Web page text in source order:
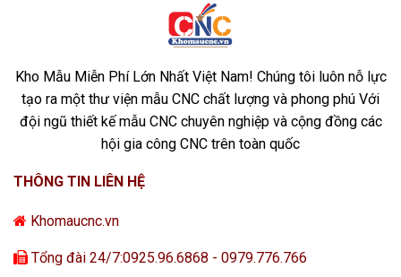
Kho Mẫu Miễn Phí Lớn Nhất Việt Nam! Chúng tôi luôn nỗ lực
tạo ra một thư viện mẫu CNC chất lượng và phong phú Với
đội ngũ thiết kế mẫu CNC chuyên nghiệp và cộng đồng các
hội gia công CNC trên toàn quốc
THÔNG TIN LIÊN HỆ
Khomaucnc.vn
Tổng đài 24/7:0925.96.6868 - 0979.776.766